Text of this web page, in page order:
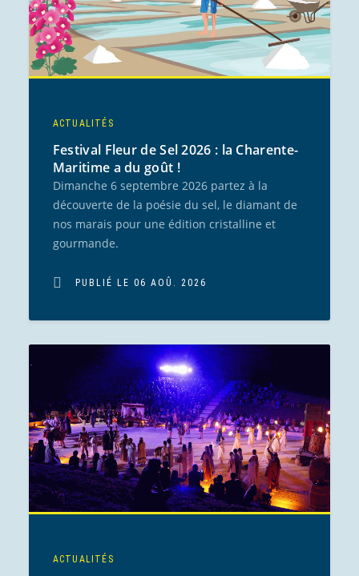
ACTUALITÉS
Festival Fleur de Sel 2026 : la Charente-
Maritime a du goût !
Dimanche 6 septembre 2026 partez à la
découverte de la poésie du sel, le diamant de
nos marais pour une édition cristalline et
gourmande.
PUBLIÉ LE 06 AOÛ. 2026
ACTUALITÉS